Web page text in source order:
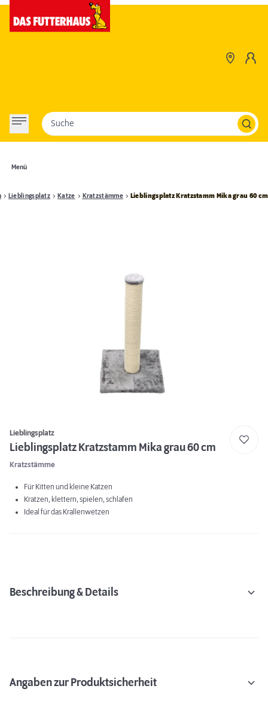
Menü
Suche
Lieblingsplatz Katze Kratzstämme Lieblingsplatz Kratzstamm Mika grau 60 cm
Lieblingsplatz
Lieblingsplatz Kratzstamm Mika grau 60 cm
Kratzstämme
Für Kitten und kleine Katzen
Kratzen, klettern, spielen, schlafen
Ideal für das Krallenwetzen
Beschreibung & Details
Angaben zur Produktsicherheit